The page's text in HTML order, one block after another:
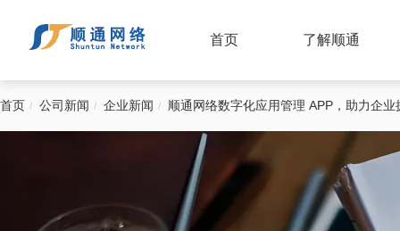
首页 了解顺通
首页 公司新闻 企业新闻 顺通网络数字化应用管理 APP，助力企